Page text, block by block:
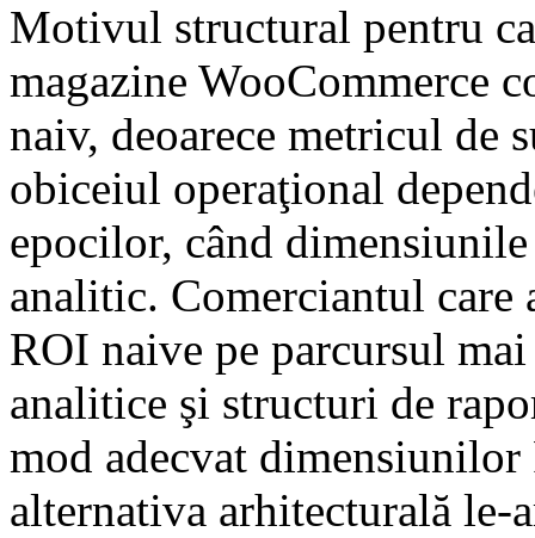
Motivul structural pentru
magazine WooCommerce
naiv, deoarece metricul de
obiceiul operaţional
epocilor, când
analitic. Comerciantul
ROI naive pe parcursul
analitice şi structuri de
mod adecvat
alternativa arhitecturală le-